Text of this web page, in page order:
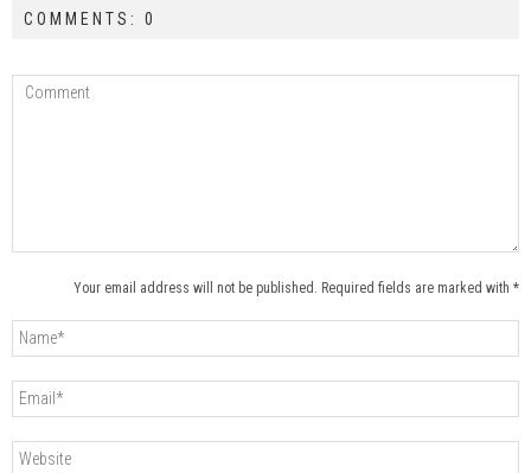
COMMENTS: 0
Your email address will not be published. Required fields are marked with *